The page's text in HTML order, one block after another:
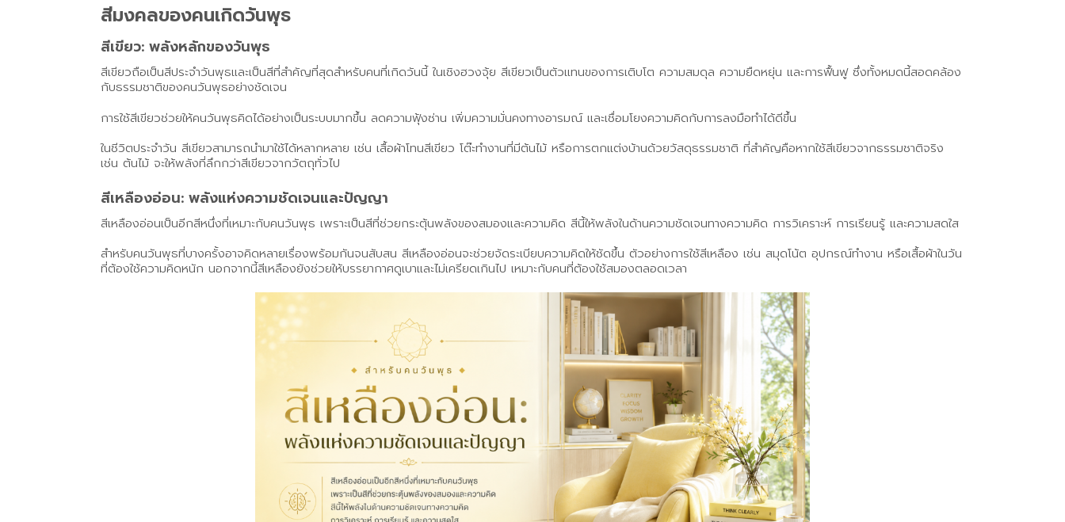
สีมงคลของคนเกิดวันพุธ
สีเขียว: พลังหลักของวันพุธ
สีเขียวถือเป็นสีประจำวันพุธและเป็นสีที่สำคัญที่สุดสำหรับคนที่เกิดวันนี้ ในเชิงฮวงจุ้ย สีเขียวเป็นตัวแทนของการเติบโต ความสมดุล ความยืดหยุ่น และการฟื้นฟู ซึ่งทั้งหมดนี้สอดคล้อง
กับธรรมชาติของคนวันพุธอย่างชัดเจน
การใช้สีเขียวช่วยให้คนวันพุธคิดได้อย่างเป็นระบบมากขึ้น ลดความฟุ้งซ่าน เพิ่มความมั่นคงทางอารมณ์ และเชื่อมโยงความคิดกับการลงมือทำได้ดีขึ้น
ในชีวิตประจำวัน สีเขียวสามารถนำมาใช้ได้หลากหลาย เช่น เสื้อผ้าโทนสีเขียว โต๊ะทำงานที่มีต้นไม้ หรือการตกแต่งบ้านด้วยวัสดุธรรมชาติ ที่สำคัญคือหากใช้สีเขียวจากธรรมชาติจริง
เช่น ต้นไม้ จะให้พลังที่ลึกกว่าสีเขียวจากวัตถุทั่วไป
สีเหลืองอ่อน: พลังแห่งความชัดเจนและปัญญา
สีเหลืองอ่อนเป็นอีกสีหนึ่งที่เหมาะกับคนวันพุธ เพราะเป็นสีที่ช่วยกระตุ้นพลังของสมองและความคิด สีนี้ให้พลังในด้านความชัดเจนทางความคิด การวิเคราะห์ การเรียนรู้ และความสดใส
สำหรับคนวันพุธที่บางครั้งอาจคิดหลายเรื่องพร้อมกันจนสับสน สีเหลืองอ่อนจะช่วยจัดระเบียบความคิดให้ชัดขึ้น ตัวอย่างการใช้สีเหลือง เช่น สมุดโน้ต อุปกรณ์ทำงาน หรือเสื้อผ้าในวัน
ที่ต้องใช้ความคิดหนัก นอกจากนี้สีเหลืองยังช่วยให้บรรยากาศดูเบาและไม่เครียดเกินไป เหมาะกับคนที่ต้องใช้สมองตลอดเวลา